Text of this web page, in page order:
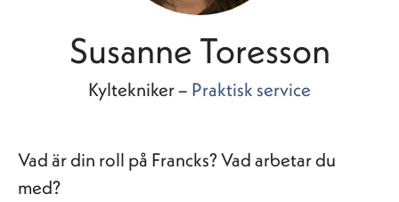
Susanne Toresson
Kyltekniker – Praktisk service
Vad är din roll på Francks? Vad arbetar du
med?